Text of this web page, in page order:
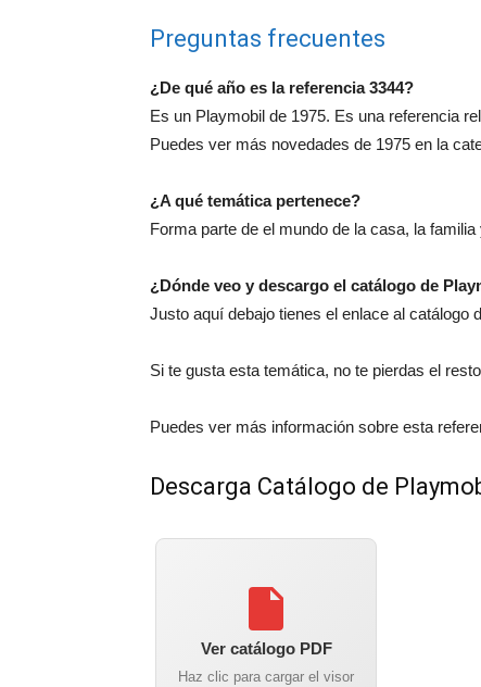
Preguntas frecuentes
¿De qué año es la referencia 3344?
Es un Playmobil de 1975. Es una referencia
Puedes ver más novedades de 1975 en la
¿A qué temática pertenece?
Forma parte de el mundo de la casa, la
¿Dónde veo y descargo el catálogo de
Justo aquí debajo tienes el enlace al catálogo
Si te gusta esta temática, no te pierdas el
Puedes ver más información sobre esta
Descarga Catálogo de
Ver catálogo PDF
Haz clic para cargar el visor